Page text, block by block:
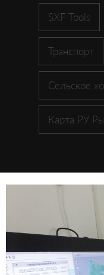
SXF Tools
Транспорт
Сельское
Карта РУ